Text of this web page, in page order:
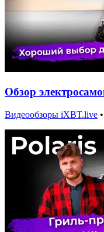
Обзор
Видеообзоры iXBT.live •